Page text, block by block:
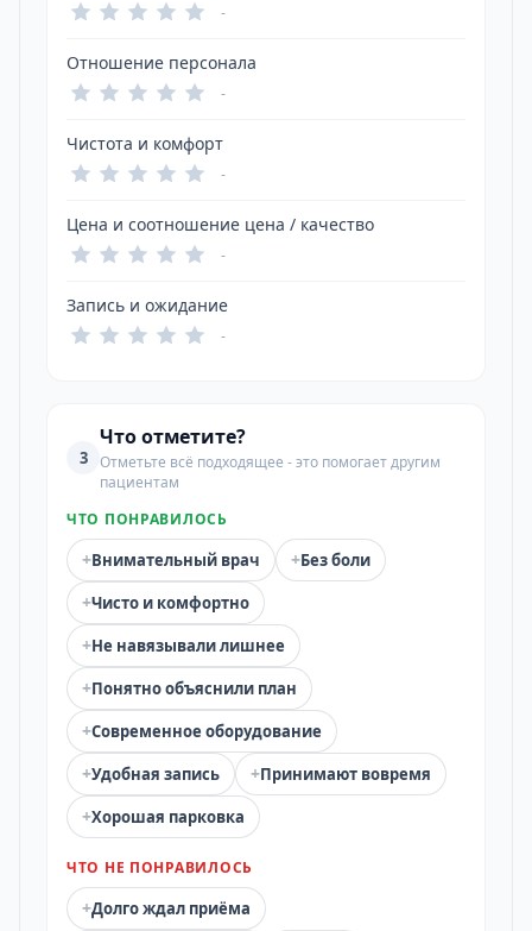
-
Отношение персонала
-
Чистота и комфорт
-
Цена и соотношение цена / качество
-
Запись и ожидание
-
3
Что отметите?
Отметьте всё подходящее - это помогает другим
пациентам
ЧТО ПОНРАВИЛОСЬ
+Внимательный врач +Без боли
+Чисто и комфортно
+Не навязывали лишнее
+Понятно объяснили план
+Современное оборудование
+Удобная запись +Принимают вовремя
+Хорошая парковка
ЧТО НЕ ПОНРАВИЛОСЬ
+Долго ждал приёма